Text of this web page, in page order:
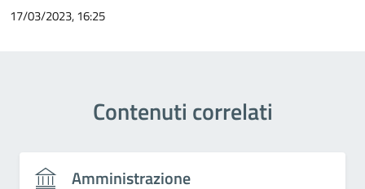
17/03/2023, 16:25
Contenuti correlati
Amministrazione